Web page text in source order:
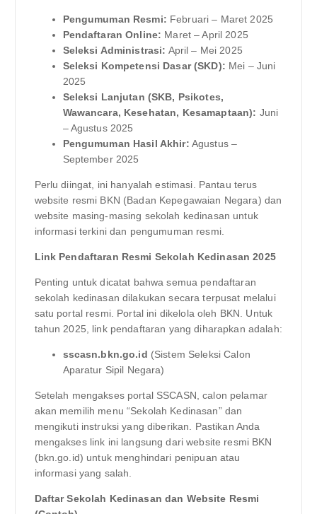
Pengumuman Resmi: Februari – Maret 2025
Pendaftaran Online: Maret – April 2025
Seleksi Administrasi: April – Mei 2025
Seleksi Kompetensi Dasar (SKD): Mei – Juni
2025
Seleksi Lanjutan (SKB, Psikotes,
Wawancara, Kesehatan, Kesamaptaan): Juni
– Agustus 2025
Pengumuman Hasil Akhir: Agustus –
September 2025
Perlu diingat, ini hanyalah estimasi. Pantau terus
website resmi BKN (Badan Kepegawaian Negara) dan
website masing-masing sekolah kedinasan untuk
informasi terkini dan pengumuman resmi.
Link Pendaftaran Resmi Sekolah Kedinasan 2025
Penting untuk dicatat bahwa semua pendaftaran
sekolah kedinasan dilakukan secara terpusat melalui
satu portal resmi. Portal ini dikelola oleh BKN. Untuk
tahun 2025, link pendaftaran yang diharapkan adalah:
sscasn.bkn.go.id (Sistem Seleksi Calon
Aparatur Sipil Negara)
Setelah mengakses portal SSCASN, calon pelamar
akan memilih menu “Sekolah Kedinasan” dan
mengikuti instruksi yang diberikan. Pastikan Anda
mengakses link ini langsung dari website resmi BKN
(bkn.go.id) untuk menghindari penipuan atau
informasi yang salah.
Daftar Sekolah Kedinasan dan Website Resmi